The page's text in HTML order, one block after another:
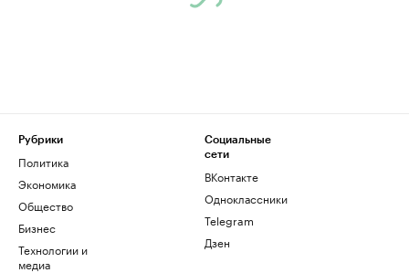
Рубрики
Политика
Экономика
Общество
Бизнес
Технологии и
медиа
Социальные
сети
ВКонтакте
Одноклассники
Telegram
Дзен